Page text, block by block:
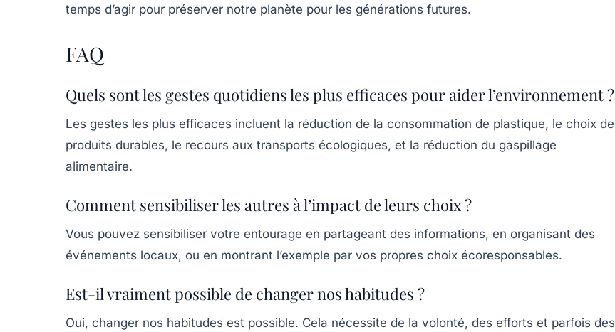
temps d’agir pour préserver notre planète pour les générations futures.
FAQ
Quels sont les gestes quotidiens les plus efficaces pour aider l’environnement ?
Les gestes les plus efficaces incluent la réduction de la consommation de plastique, le choix de
produits durables, le recours aux transports écologiques, et la réduction du gaspillage
alimentaire.
Comment sensibiliser les autres à l’impact de leurs choix ?
Vous pouvez sensibiliser votre entourage en partageant des informations, en organisant des
événements locaux, ou en montrant l’exemple par vos propres choix écoresponsables.
Est-il vraiment possible de changer nos habitudes ?
Oui, changer nos habitudes est possible. Cela nécessite de la volonté, des efforts et parfois des